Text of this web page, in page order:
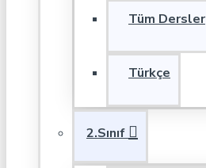
Tüm Dersler
Türkçe
2.Sınıf